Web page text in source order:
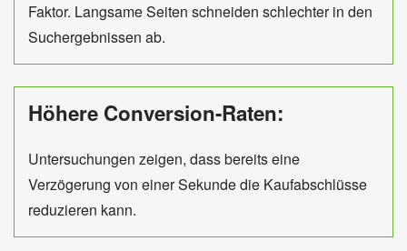
Faktor. Langsame Seiten schneiden schlechter in den
Suchergebnissen ab.
Höhere Conversion-Raten:
Untersuchungen zeigen, dass bereits eine
Verzögerung von einer Sekunde die Kaufabschlüsse
reduzieren kann.